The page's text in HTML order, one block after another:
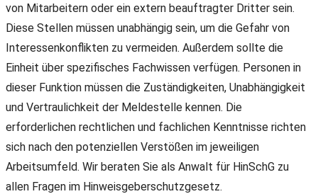
von Mitarbeitern oder ein extern beauftragter Dritter sein.
Diese Stellen müssen unabhängig sein, um die Gefahr von
Interessenkonflikten zu vermeiden. Außerdem sollte die
Einheit über spezifisches Fachwissen verfügen. Personen in
dieser Funktion müssen die Zuständigkeiten, Unabhängigkeit
und Vertraulichkeit der Meldestelle kennen. Die
erforderlichen rechtlichen und fachlichen Kenntnisse richten
sich nach den potenziellen Verstößen im jeweiligen
Arbeitsumfeld. Wir beraten Sie als Anwalt für HinSchG zu
allen Fragen im Hinweisgeberschutzgesetz.